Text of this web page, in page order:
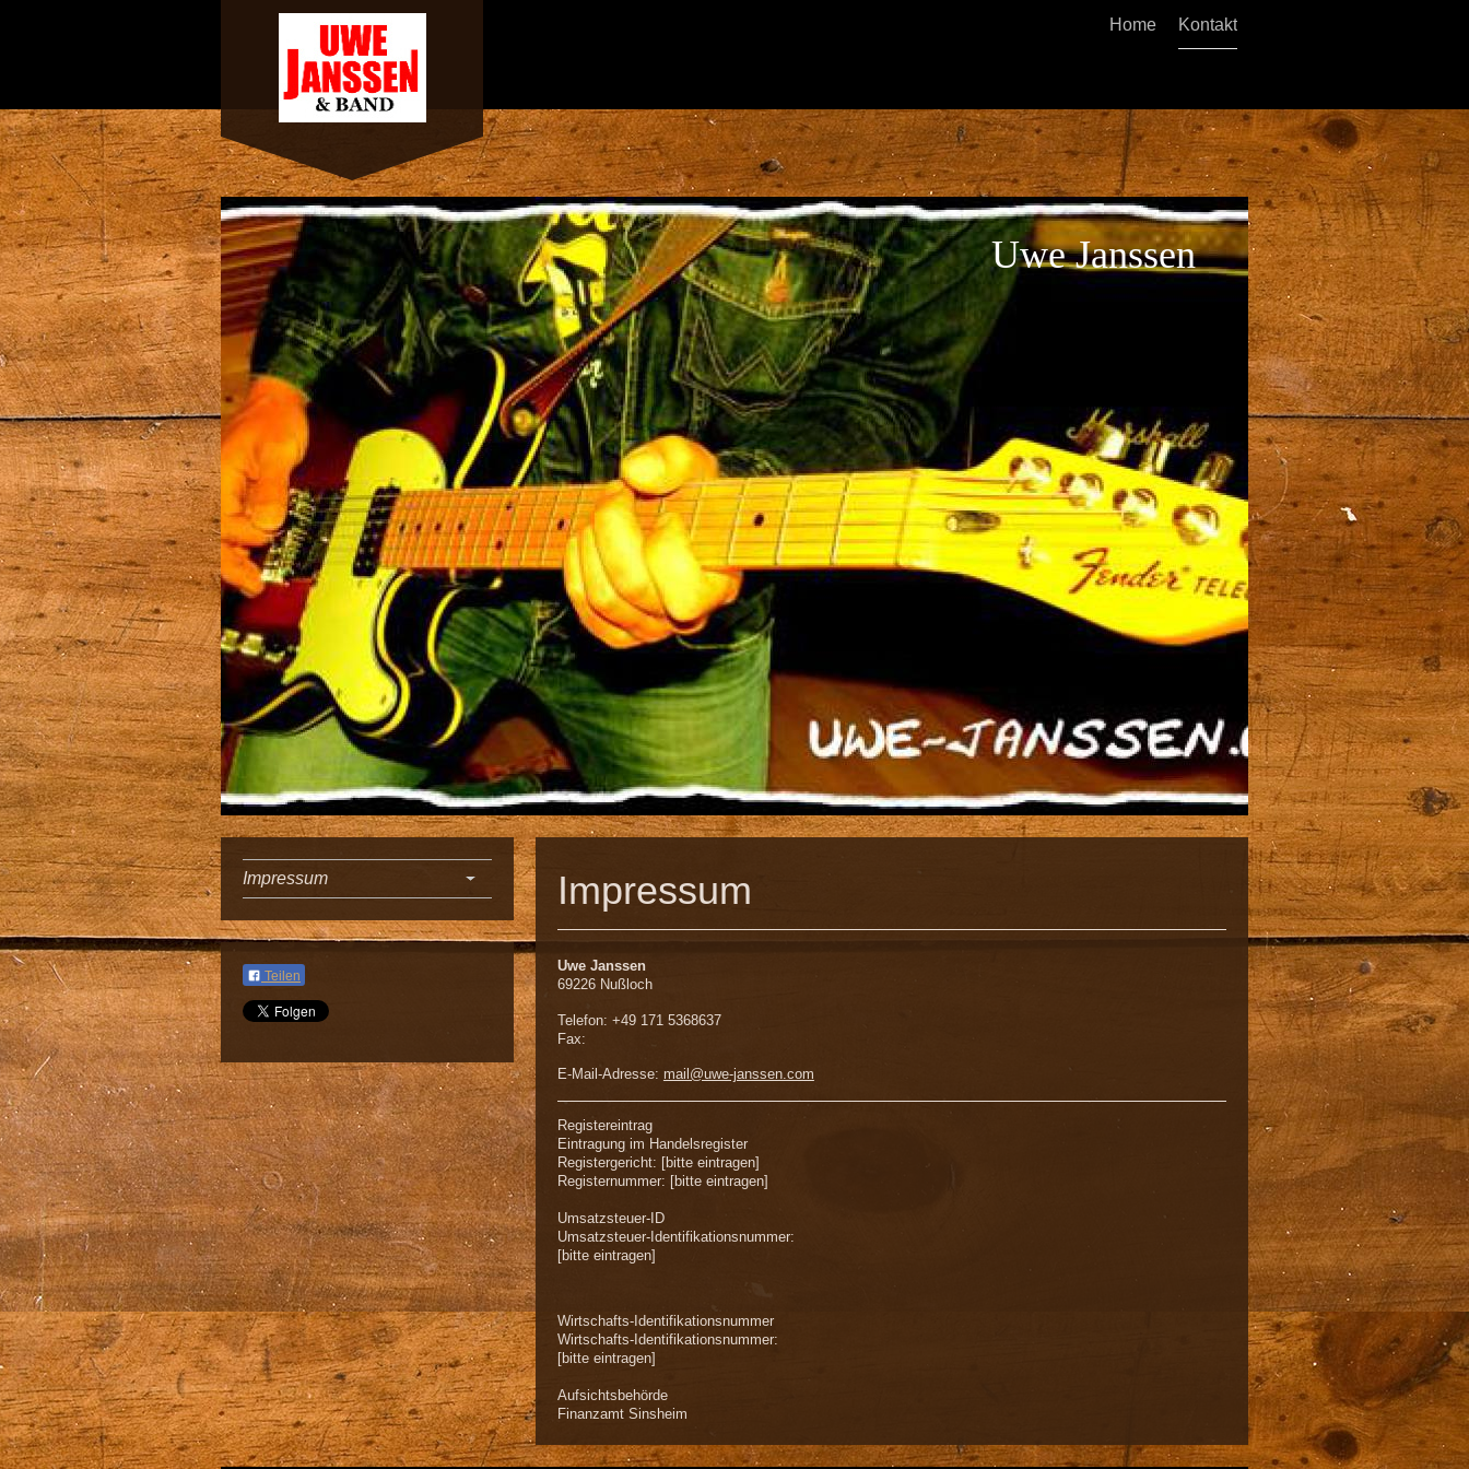
Home Kontakt
Uwe Janssen
Impressum
Uwe Janssen
69226 Nußloch
Telefon: +49 171 5368637
Fax:
E-Mail-Adresse: mail@uwe-janssen.com
Registereintrag
Eintragung im Handelsregister
Registergericht: [bitte eintragen]
Registernummer: [bitte eintragen]
Umsatzsteuer-ID
Umsatzsteuer-Identifikationsnummer:
[bitte eintragen]
Wirtschafts-Identifikationsnummer
Wirtschafts-Identifikationsnummer:
[bitte eintragen]
Aufsichtsbehörde
Finanzamt Sinsheim
Impressum
Teilen